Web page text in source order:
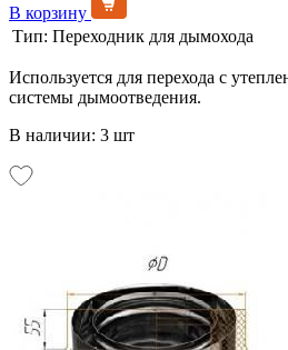
В корзину
Тип: Переходник для дымохода
Используется для перехода с
системы дымоотведения.
В наличии: 3 шт